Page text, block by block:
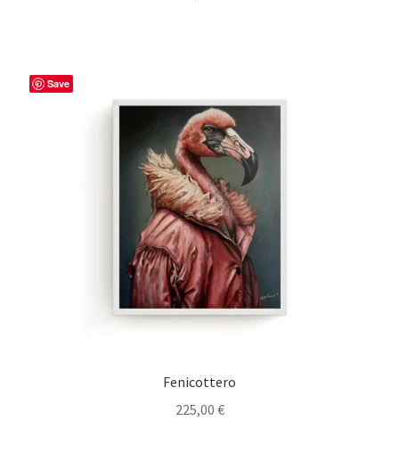
Save
Fenicottero
225,00 €